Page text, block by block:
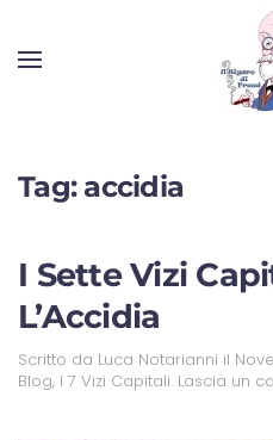
Tag: accidia
I Sette Vizi
L’Accidia
Scritto da Luca Notarianni il
Blog, I 7 Vizi Capitali. Lascia un